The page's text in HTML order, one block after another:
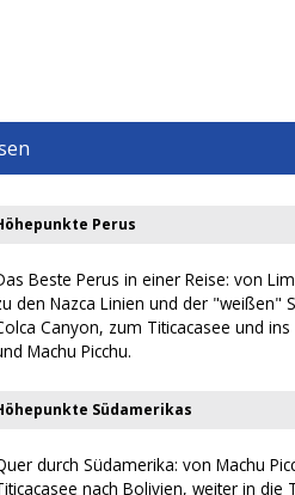
Perus
Beste Perus in einer Reise: von
den Nazca Linien und der "weißen"
Canyon, zum Titicacasee und
Machu Picchu.
Südamerikas
durch Südamerika: von Machu
nach Bolivien, weiter in